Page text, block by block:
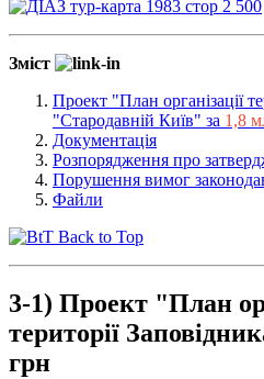
Зміст
Проект "План організації
"Стародавній Київ" за 1,8
Документація
Розпорядження про
Порушення вимог
Файли
Back to Top
3-1) Проект "План
території
грн